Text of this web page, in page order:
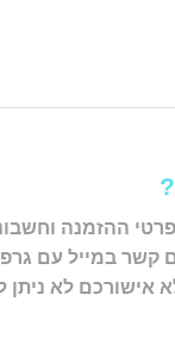
ההזמנה
קשר במייל עם
אישורכם לא